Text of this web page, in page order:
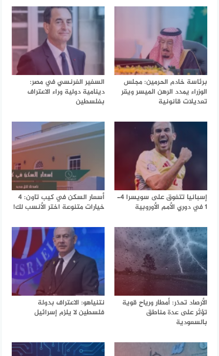
برئاسة خادم الحرمين: مجلس
الوزراء يمدد الرهن الميسر ويقر
تعديلات قانونية
السفير الفرنسي في مصر:
دينامية دولية وراء الاعتراف
بفلسطين
إسبانيا تتفوق على سويسرا 4-
1 في دوري الأمم الأوروبية
أسعار السكن في كيب تاون: 4
خيارات متنوعة اختر الأنسب لك!
الأرصاد تحذر: أمطار ورياح قوية
تؤثر على عدة مناطق
بالسعودية
نتنياهو: الاعتراف بدولة
فلسطين لا يلزم إسرائيل